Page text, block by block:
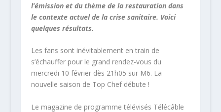
l’émission et du thème de la restauration dans
le contexte actuel de la crise sanitaire. Voici
quelques résultats.
Les fans sont inévitablement en train de
s’échauffer pour le grand rendez-vous du
mercredi 10 février dès 21h05 sur M6. La
nouvelle saison de Top Chef débute !
Le magazine de programme télévisés Télécâble